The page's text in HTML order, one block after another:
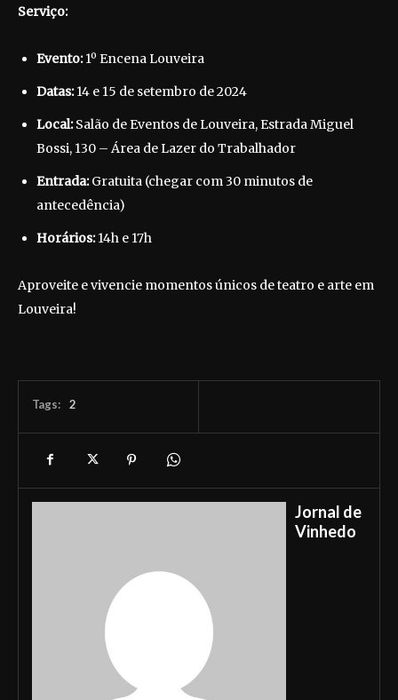
Serviço:
Evento:1º Encena Louveira
Datas:14 e 15 de setembro de 2024
Local:Salão de Eventos de Louveira, Estrada Miguel
Bossi, 130 – Área de Lazer do Trabalhador
Entrada:Gratuita (chegar com 30 minutos de
antecedência)
Horários:14h e 17h
Aproveite e vivencie momentos únicos de teatro e arte em
Louveira!
Tags: 2
Jornal de
Vinhedo